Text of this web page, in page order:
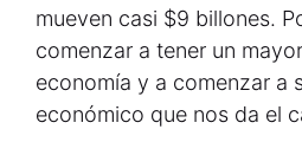
mueven casi $9 billones.
comenzar a tener un
economía y a comenzar a
económico que nos da el